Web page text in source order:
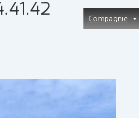
Main
Compagnie